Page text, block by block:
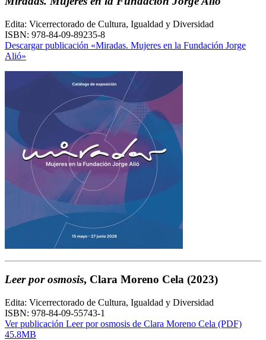
Edita: Vicerrectorado de Cultura, Igualdad y Diversidad
ISBN: 978-84-09-89235-8
Descargar publicación «Miradas. Mujeres en la Fundación Jorge
Alió»
Leer por osmosis, Clara Moreno Cela (2023)
Edita: Vicerrectorado de Cultura, Igualdad y Diversidad
ISBN: 978-84-09-55743-1
Ver publicación Leer por osmosis de Clara Moreno Cela (PDF)
45.8MB